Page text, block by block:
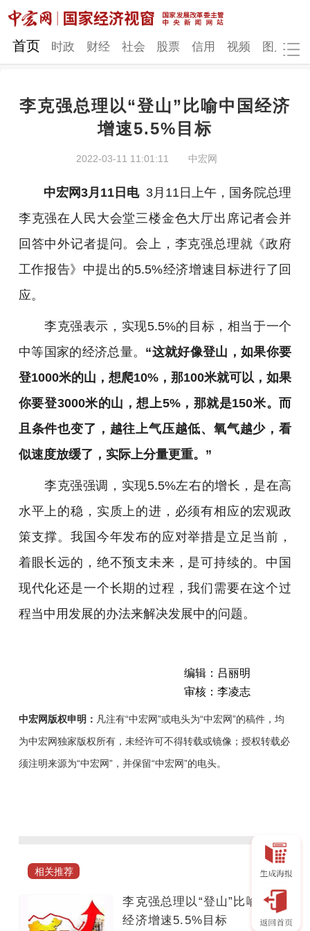
网站地图
财经 社会
图片
地方发展
首页 时政 财经 社会 股票 信用 视频 图片
李克强总理以“登山”比喻中国经济
增速5.5%目标
2022-03-11 11:01:11 中宏网
中宏网3月11日电3月11日上午，国务院总理
李克强在人民大会堂三楼金色大厅出席记者会并
回答中外记者提问。会上，李克强总理就《政府
工作报告》中提出的5.5%经济增速目标进行了回
应。
李克强表示，实现5.5%的目标，相当于一个
中等国家的经济总量。 “这就好像登山，如果你要
登1000米的山，想爬10%，那100米就可以，如果
你要登3000米的山，想上5%，那就是150米。而
且条件也变了，越往上气压越低、氧气越少，看
似速度放缓了，实际上分量更重。”
李克强强调，实现5.5%左右的增长，是在高
水平上的稳，实质上的进，必须有相应的宏观政
策支撑。我国今年发布的应对举措是立足当前，
着眼长远的，绝不预支未来，是可持续的。中国
现代化还是一个长期的过程，我们需要在这个过
程当中用发展的办法来解决发展中的问题。
编辑：吕丽明
审核：李凌志
中宏网版权申明： 凡注有“中宏网”或电头为“中宏网”的稿件，均
为中宏网独家版权所有，未经许可不得转载或镜像；授权转载必
须注明来源为“中宏网”，并保留“中宏网”的电头。
登
山，
相关推荐
李克强总理以“登山”比喻中国
经济增速5.5%目标